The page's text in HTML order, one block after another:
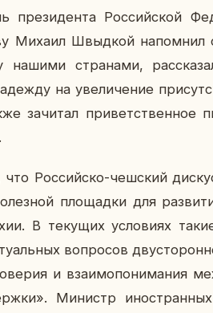
пре­зи­ден­та Рос­сий­ской
Михаил Швыд­кой
стра­на­ми,
на уве­ли­че­ние
за­чи­тал при­вет­ствен­ное
что Рос­сий­ско-чеш­ский
пло­щад­ки для
В те­ку­щих усло­ви­ях
во­про­сов
и вза­и­мо­по­ни­ма­ния
Ми­нистр